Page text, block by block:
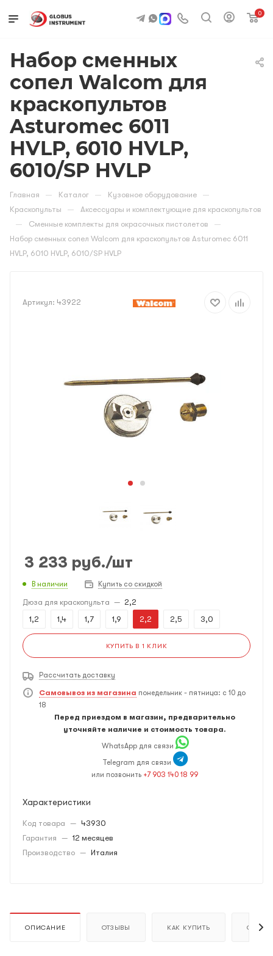
0
Набор сменных
сопел Walcom для
краскопультов
Asturomec 6011
HVLP, 6010 HVLP,
6010/SP HVLP
Главная — Каталог — Кузовное оборудование —
Краскопульты — Аксессуары и комплектующие для краскопультов
— Сменные комплекты для окрасочных пистолетов —
Набор сменных сопел Walcom для краскопультов Asturomec 6011
HVLP, 6010 HVLP, 6010/SP HVLP
Артикул: 43922
3 233 руб./шт
В наличии Купить со скидкой
Дюза для краскопульта — 2,2
1,2
1,4 1,7 1,9 2,2 2,5 3,0
КУПИТЬ В 1 КЛИК
Рассчитать доставку
Самовывоз из магазина понедельник - пятница: с 10 до
18
Перед приездом в магазин, предварительно
уточняйте наличие и стоимость товара.
WhatsApp для связи
Telegram для связи
или позвонить +7 903 140 18 99
Характеристики
Код товара — 43930
Гарантия — 12 месяцев
Производство — Италия
ОПИСАНИЕ ОТЗЫВЫ КАК КУПИТЬ ОПЛАТА